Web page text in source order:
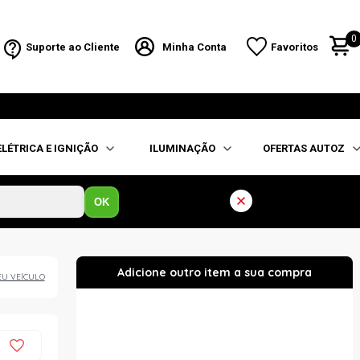
Suporte ao Cliente Minha Conta Favoritos
0
E IGNIÇÃO ILUMINAÇÃO OFERTAS AUTOZ
OK
VEÍCULO